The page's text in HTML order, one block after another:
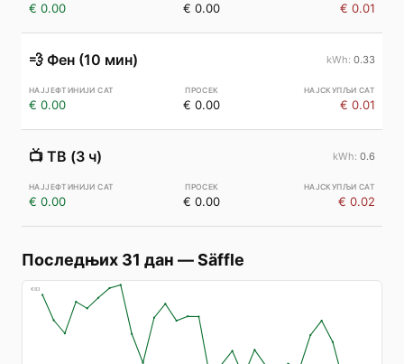
€ 0.00 € 0.00 € 0.01
💨 Фен (10 мин) 0.33
€ 0.00 € 0.00 € 0.01
📺 ТВ (3 ч) 0.6
€ 0.00 € 0.00 € 0.02
Последњих 31 дан —Säffle
€83